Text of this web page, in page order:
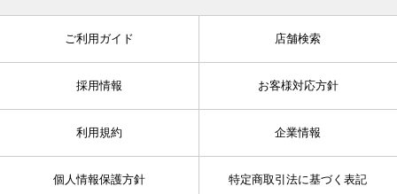
ご利用ガイド 店舗検索
採用情報 お客様対応方針
利用規約 企業情報
個人情報保護方針 特定商取引法に基づく表記